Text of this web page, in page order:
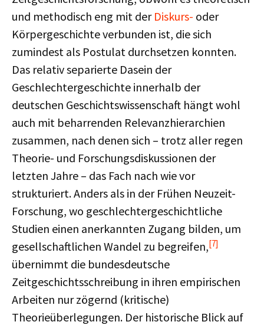
und methodisch eng mit der Diskurs- oder
Körpergeschichte verbunden ist, die sich
zumindest als Postulat durchsetzen konnten.
Das relativ separierte Dasein der
Geschlechtergeschichte innerhalb der
deutschen Geschichtswissenschaft hängt wohl
auch mit beharrenden Relevanzhierarchien
zusammen, nach denen sich – trotz aller regen
Theorie- und Forschungsdiskussionen der
letzten Jahre – das Fach nach wie vor
strukturiert. Anders als in der Frühen Neuzeit-
Forschung, wo geschlechtergeschichtliche
Studien einen anerkannten Zugang bilden, um
gesellschaftlichen Wandel zu begreifen,[7]
übernimmt die bundesdeutsche
Zeitgeschichtsschreibung in ihren empirischen
Arbeiten nur zögernd (kritische)
Theorieüberlegungen. Der historische Blick auf